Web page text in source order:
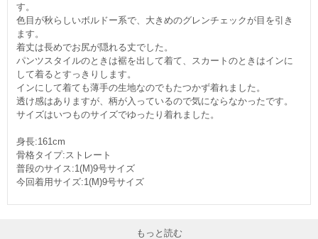
す。
色目が秋らしいボルドー系で、大きめのグレンチェックが目を引き
ます。
着丈は長めでお尻が隠れる丈でした。
パンツスタイルのときは裾を出して着て、スカートのときはインに
して着るとすっきりします。
インにして着ても薄手の生地なのでもたつかず着れました。
透け感はありますが、柄が入っているので気にならなかったです。
サイズはいつものサイズでゆったり着れました。
身長:161cm
骨格タイプ:ストレート
普段のサイス:1(M)9号サイズ
今回着用サイズ:1(M)9号サイズ
もっと読む